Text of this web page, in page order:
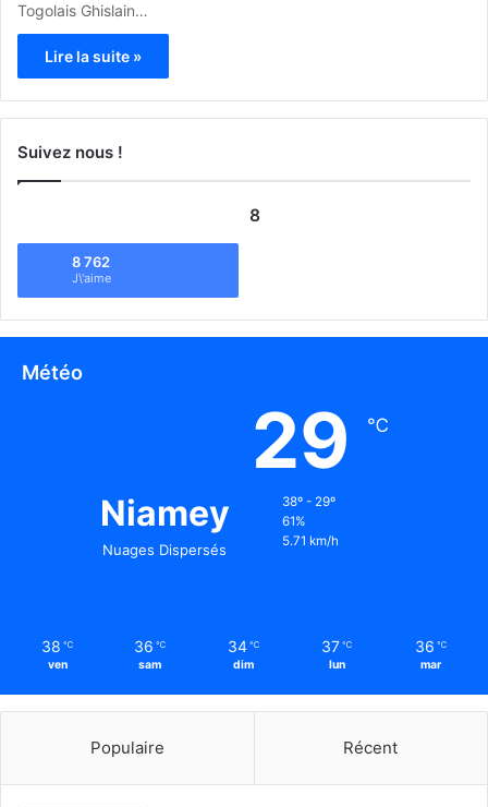
Togolais Ghislain…
Lire la suite »
Suivez nous !
8
8 762
J\'aime
Météo
Niamey
Nuages Dispersés
29 ℃
38º - 29º
61%
5.71 km/h
38 ℃
ven
36 ℃
sam
34 ℃
dim
37 ℃
lun
36 ℃
mar
Populaire Récent